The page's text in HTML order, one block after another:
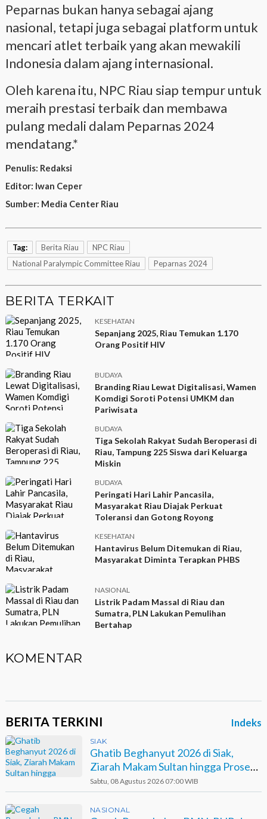
Peparnas bukan hanya sebagai ajang
nasional, tetapi juga sebagai platform untuk
mencari atlet terbaik yang akan mewakili
Indonesia dalam ajang internasional.
Oleh karena itu, NPC Riau siap tempur untuk
meraih prestasi terbaik dan membawa
pulang medali dalam Peparnas 2024
mendatang.*
Penulis: Redaksi
Editor: Iwan Ceper
Sumber: Media Center Riau
Tag: Berita Riau
NPC Riau
National Paralympic Committee Riau
Peparnas 2024
BERITA TERKAIT
KESEHATAN
Sepanjang 2025, Riau Temukan 1.170
Orang Positif HIV
BUDAYA
Branding Riau Lewat Digitalisasi, Wamen
Komdigi Soroti Potensi UMKM dan
Pariwisata
BUDAYA
Tiga Sekolah Rakyat Sudah Beroperasi di
Riau, Tampung 225 Siswa dari Keluarga
Miskin
BUDAYA
Peringati Hari Lahir Pancasila,
Masyarakat Riau Diajak Perkuat
Toleransi dan Gotong Royong
KESEHATAN
Hantavirus Belum Ditemukan di Riau,
Masyarakat Diminta Terapkan PHBS
NASIONAL
Listrik Padam Massal di Riau dan
Sumatra, PLN Lakukan Pemulihan
Bertahap
KOMENTAR
BERITA TERKINI Indeks
SIAK
Ghatib Beghanyut 2026 di Siak,
Ziarah Makam Sultan hingga Prosesi
di Sungai
Sabtu, 08 Agustus 2026 07:00 WIB
NASIONAL